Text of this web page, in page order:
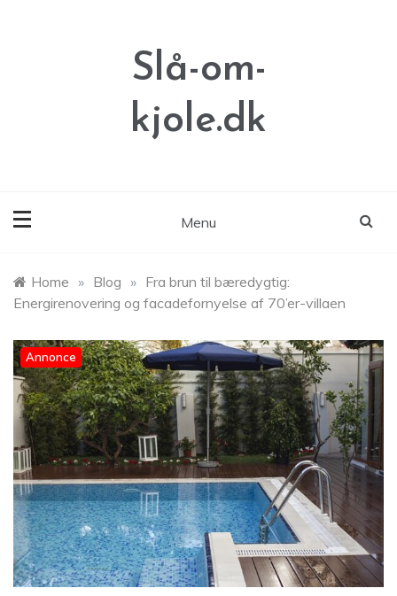
Slå-om-
kjole.dk
Menu
Home » Blog » Fra brun til bæredygtig:
Energirenovering og facadefornyelse af 70’er-villaen
Annonce